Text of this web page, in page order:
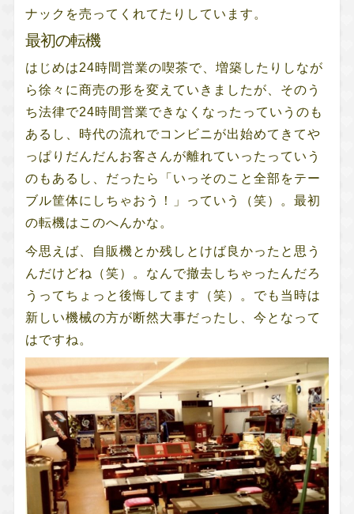
ナックを売ってくれてたりしています。
最初の転機
はじめは24時間営業の喫茶で、増築したりしなが
ら徐々に商売の形を変えていきましたが、そのう
ち法律で24時間営業できなくなったっていうのも
あるし、時代の流れでコンビニが出始めてきてや
っぱりだんだんお客さんが離れていったっていう
のもあるし、だったら「いっそのこと全部をテー
ブル筐体にしちゃおう！」っていう（笑）。最初
の転機はこのへんかな。
今思えば、自販機とか残しとけば良かったと思う
んだけどね（笑）。なんで撤去しちゃったんだろ
うってちょっと後悔してます（笑）。でも当時は
新しい機械の方が断然大事だったし、今となって
はですね。